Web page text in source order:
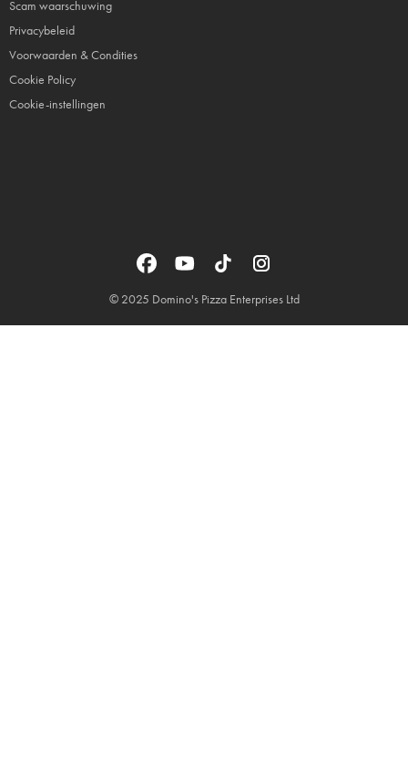
Scam waarschuwing
Privacybeleid
Voorwaarden & Condities
Cookie Policy
Cookie-instellingen
© 2025 Domino's Pizza Enterprises Ltd